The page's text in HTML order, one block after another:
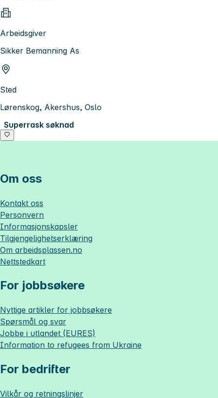
Arbeidsgiver
Sikker Bemanning As
Sted
Lørenskog, Akershus, Oslo
Superrask søknad
Om oss
Kontakt oss
Personvern
Informasjonskapsler
Tilgjengelighetserklæring
Om arbeidsplassen.no
Nettstedkart
For jobbsøkere
Nyttige artikler for jobbsøkere
Spørsmål og svar
Jobbe i utlandet (EURES)
Information to refugees from Ukraine
For bedrifter
Vilkår og retningslinjer